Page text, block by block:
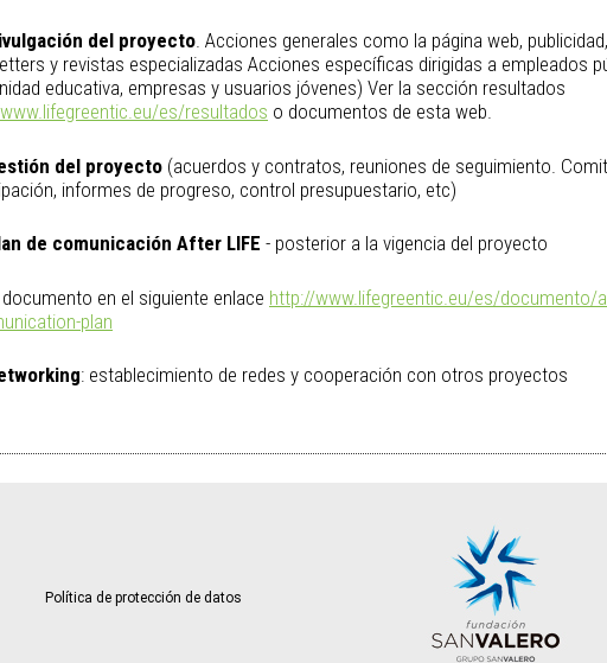
del proyecto. Acciones generales como la página web,
y revistas especializadas Acciones específicas dirigidas a empleados
educativa, empresas y usuarios jóvenes) Ver la sección resultados
es/resultados o documentos de esta web.
del proyecto (acuerdos y contratos, reuniones de seguimiento.
informes de progreso, control presupuestario, etc)
de comunicación After LIFE - posterior a la vigencia del proyecto
en el siguiente enlace http://www.lifegreentic.eu/es/documento/
plan
: establecimiento de redes y cooperación con otros proyectos
Política de protección de datos